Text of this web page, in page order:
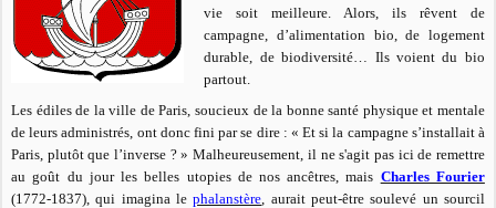
vie soit meilleure. Alors, ils rêvent de
campagne, d’alimentation bio, de logement
durable, de biodiversité… Ils voient du bio
partout.
Les édiles de la ville de Paris, soucieux de la bonne santé physique et mentale
de leurs administrés, ont donc fini par se dire : « Et si la campagne s’installait à
Paris, plutôt que l’inverse ? » Malheureusement, il ne s'agit pas ici de remettre
au goût du jour les belles utopies de nos ancêtres, mais Charles Fourier
(1772-1837), qui imagina lephalanstère , aurait peut-être soulevé un sourcil